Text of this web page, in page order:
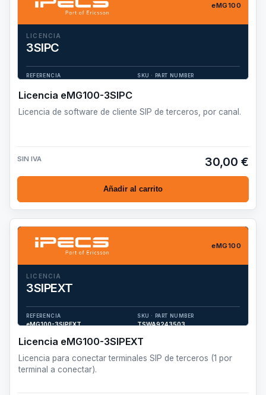
eMG100
LICENCIA
3SIPC
REFERENCIA SKU · PART NUMBER
Licencia eMG100-3SIPC
Licencia de software de cliente SIP de terceros, por canal.
SIN IVA 30,00 €
Añadir al carrito
eMG100
LICENCIA
3SIPEXT
terminal a conectar).
REFERENCIA
eMG100-3SIPEXT
SKU · PART NUMBER
TSWA9243503
Licencia eMG100-3SIPEXT
Licencia para conectar terminales SIP de terceros (1 por
terminal a conectar).